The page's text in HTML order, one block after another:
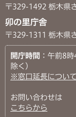
〒329-1492 栃木県
卯の里庁舎
〒329-1311 栃木県
開庁時間 ：午前8
除く）
※窓口延長について
お問い合わせは
こちらから